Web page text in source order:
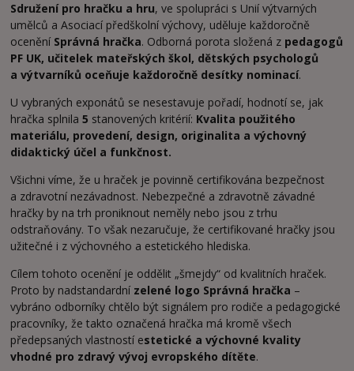
Sdružení pro hračku a hru, ve spolupráci s Unií výtvarných
umělců a Asociací předškolní výchovy, uděluje každoročně
ocenění Správná hračka. Odborná porota složená z pedagogů
PF UK, učitelek mateřských škol, dětských psychologů
a výtvarníků oceňuje každoročně desítky nominací.
U vybraných exponátů se nesestavuje pořadí, hodnotí se, jak
hračka splnila5 stanovených kritérií: Kvalita použitého
materiálu, provedení, design, originalita a výchovný
didaktický účel a funkčnost.
Všichni víme, že u hraček je povinně certifikována bezpečnost
a zdravotní nezávadnost. Nebezpečné a zdravotně závadné
hračky by na trh proniknout neměly nebo jsou z trhu
odstraňovány. To však nezaručuje, že certifikované hračky jsou
užitečné i z výchovného a estetického hlediska.
Cílem tohoto ocenění je oddělit „šmejdy“ od kvalitních hraček.
Proto by nadstandardní zelené logo Správná hračka –
vybráno odborníky chtělo být signálem pro rodiče a pedagogické
pracovníky, že takto označená hračka má kromě všech
předepsaných vlastností estetické a výchovné kvality
vhodné pro zdravý vývoj evropského dítěte.